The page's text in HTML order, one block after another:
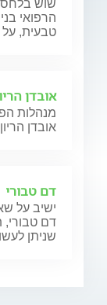
שוש
הרפואי
טבעית,
אובדן
מנהלות
אובדן הריון
דם טבורי
דם טבורי,
שניתן